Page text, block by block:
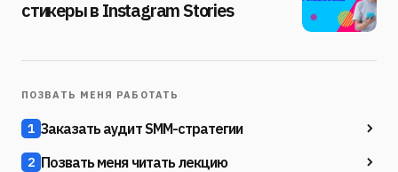
стикеры в Instagram Stories
ПОЗВАТЬ МЕНЯ РАБОТАТЬ
1 Заказать аудит SMM-стратегии
2 Позвать меня читать лекцию